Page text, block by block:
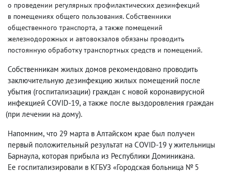
о проведении регулярных профилактических дезинфекций
в помещениях общего пользования. Собственники
общественного транспорта, а также помещений
железнодорожных и автовокзалов обязаны проводить
постоянную обработку транспортных средств и помещений.
Собственникам жилых домов рекомендовано проводить
заключительную дезинфекцию жилых помещений после
убытия (госпитализации) граждан с новой коронавирусной
инфекцией COVID-19, а также после выздоровления граждан
(при лечении на дому).
Напомним, что 29 марта в Алтайском крае был получен
первый положительный результат на COVID-19 у жительницы
Барнаула, которая прибыла из Республики Доминикана.
Ее госпитализировали в КГБУЗ «Городская больница № 5